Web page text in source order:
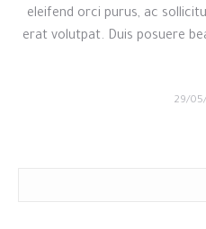
eleifend orci purus, ac
erat volutpat. Duis posuere
29/